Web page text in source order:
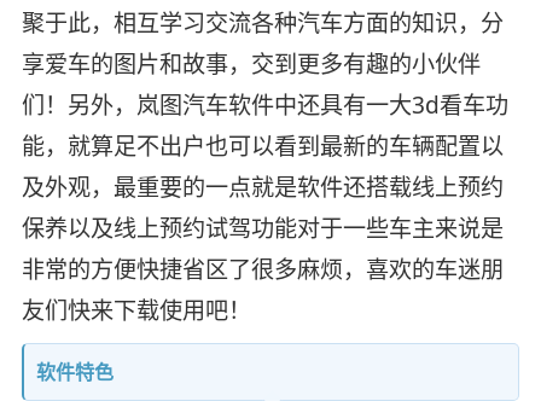
聚于此，相互学习交流各种汽车方面的知识，分
享爱车的图片和故事，交到更多有趣的小伙伴
们！另外，岚图汽车软件中还具有一大3d看车功
能，就算足不出户也可以看到最新的车辆配置以
及外观，最重要的一点就是软件还搭载线上预约
保养以及线上预约试驾功能对于一些车主来说是
非常的方便快捷省区了很多麻烦，喜欢的车迷朋
友们快来下载使用吧！
软件特色